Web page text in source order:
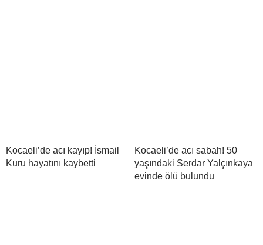
Kocaeli’de acı kayıp! İsmail
Kuru hayatını kaybetti
Kocaeli’de acı sabah! 50
yaşındaki Serdar Yalçınkaya
evinde ölü bulundu